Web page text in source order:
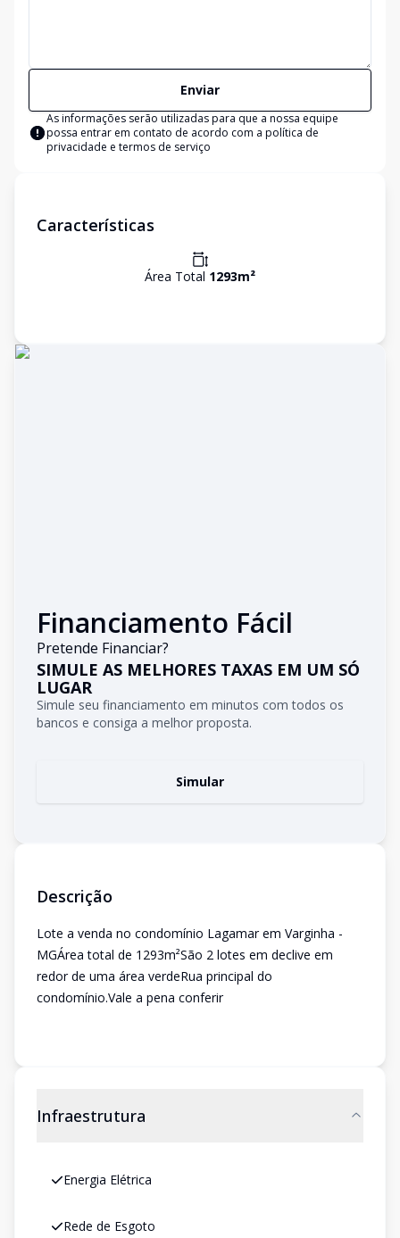
Enviar
As informações serão utilizadas para que a nossa equipe
possa entrar em contato de acordo com a política de
privacidade e termos de serviço
Características
Área Total 1293m²
Financiamento Fácil
Pretende Financiar?
SIMULE AS MELHORES TAXAS EM UM SÓ
LUGAR
Simule seu financiamento em minutos com todos os
bancos e consiga a melhor proposta.
Simular
Descrição
Lote a venda no condomínio Lagamar em Varginha -
MGÁrea total de 1293m²São 2 lotes em declive em
redor de uma área verdeRua principal do
condomínio.Vale a pena conferir
Infraestrutura
Energia Elétrica
Rede de Esgoto